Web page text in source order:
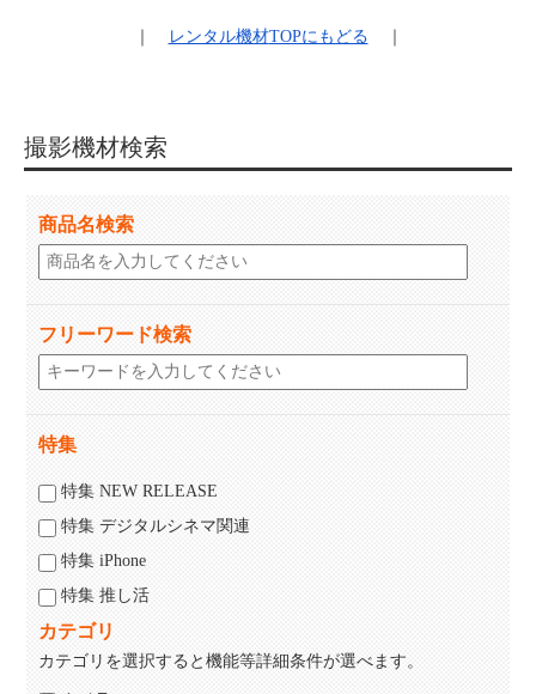
レンタル機材TOPにもどる
撮影機材検索
商品名検索
フリーワード検索
特集
特集 NEW RELEASE
特集 デジタルシネマ関連
特集 iPhone
特集 推し活
カテゴリ
カテゴリを選択すると機能等詳細条件が選べます。